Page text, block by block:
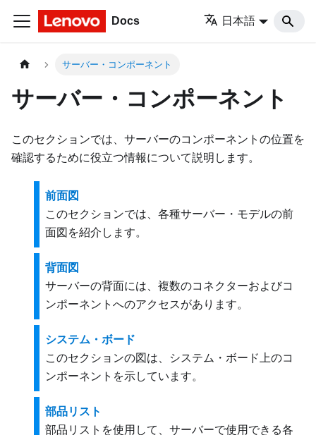
Docs 日本語
サーバー・コンポーネント
サーバー・コンポーネント
このセクションでは、サーバーのコンポーネントの位置を
確認するために役立つ情報について説明します。
前面図
このセクションでは、各種サーバー・モデルの前
面図を紹介します。
背面図
サーバーの背面には、複数のコネクターおよびコ
ンポーネントへのアクセスがあります。
システム・ボード
このセクションの図は、システム・ボード上のコ
ンポーネントを示しています。
部品リスト
部品リストを使用して、サーバーで使用できる各